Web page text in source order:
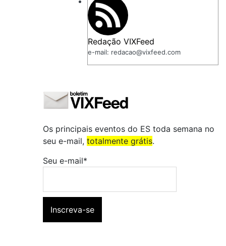
Redação VIXFeed
e-mail: redacao@vixfeed.com
Os principais eventos do ES toda semana no
seu e-mail, totalmente grátis.
Seu e-mail*